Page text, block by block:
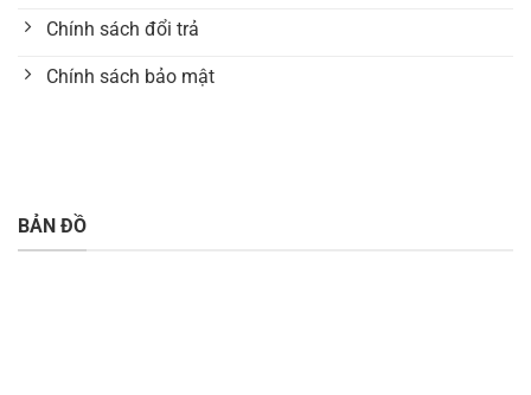
Chính sách đổi trả
Chính sách bảo mật
BẢN ĐỒ